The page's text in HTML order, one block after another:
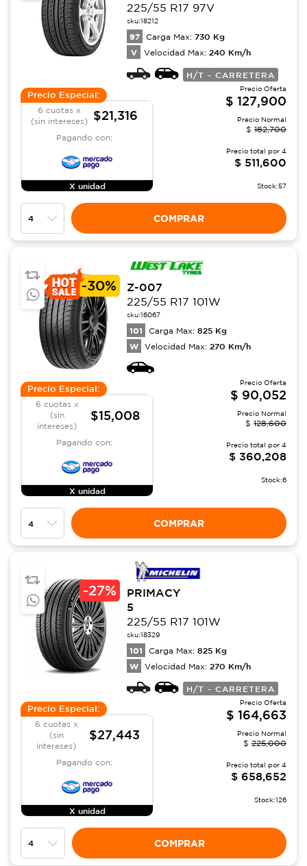
225/55 R17 97V
sku:18212
97 Carga Max: 730 Kg
V Velocidad Max: 240 Km/h
H/T - CARRETERA
Precio Especial:
6 cuotas x
(sin intereses)
$21,316
Pagando con:
X unidad
Precio Oferta
$ 127,900
Precio Normal
$ 182,700
Precio total por 4
$ 511,600
Stock:57
COMPRAR
-30%
Z-007
225/55 R17 101W
sku:16067
101 Carga Max: 825 Kg
W Velocidad Max: 270 Km/h
Precio Especial:
6 cuotas x
(sin
intereses)
$15,008
Pagando con:
X unidad
Precio Oferta
$ 90,052
Precio Normal
$ 128,600
Precio total por 4
$ 360,208
Stock:6
COMPRAR
-27%
PRIMACY
5
225/55 R17 101W
sku:18329
101 Carga Max: 825 Kg
W Velocidad Max: 270 Km/h
H/T - CARRETERA
Precio Especial:
6 cuotas x
(sin
intereses)
$27,443
Pagando con:
X unidad
Precio Oferta
$ 164,663
Precio Normal
$ 225,000
Precio total por 4
$ 658,652
Stock:126
COMPRAR